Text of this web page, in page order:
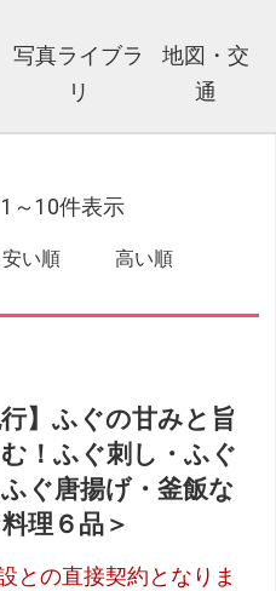
写真ライブラ
リ
地図・交
通
～10件表示
安い順 高い順
行】ふぐの甘みと旨
！ふぐ刺し・ふぐ
ぐ唐揚げ・釜飯な
理６品＞
との直接契約となりま